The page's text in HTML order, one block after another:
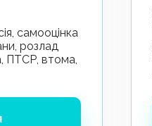
розлад
ПТСР, втома,